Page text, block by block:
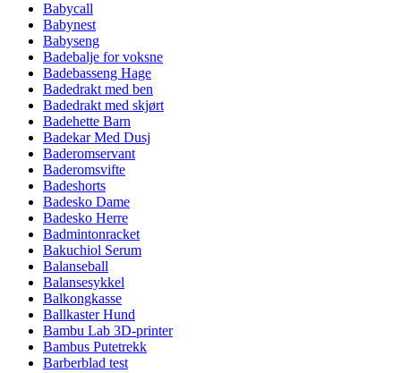
Babycall
Babynest
Babyseng
Badebalje for voksne
Badebasseng Hage
Badedrakt med ben
Badedrakt med skjørt
Badehette Barn
Badekar Med Dusj
Baderomservant
Baderomsvifte
Badeshorts
Badesko Dame
Badesko Herre
Badmintonracket
Bakuchiol Serum
Balanseball
Balansesykkel
Balkongkasse
Ballkaster Hund
Bambu Lab 3D-printer
Bambus Putetrekk
Barberblad test